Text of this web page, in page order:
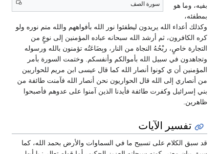
سورة الصف
بفيه، وما هو
بمطفئه،
وكذلك أعداء الله يريدون ليطفئوا نور الله بأفواههم والله متم نوره ولو
كره الكافرون، ثم أرشد الله سبحانه عباده المؤمنين إلى نوعٍ من
التجارة خاصٍ، ربْحُهُ النجاة من النار، وبِضَاعَتُه تؤمنون بالله ورسوله
وتجاهدون في سبيل الله بأموالكم وأنفسكم. وختمت السورة بأمر
المؤمنين أن ي كونوا أنصار الله كما قال عيسى ابن مريم للحواريين
من أنصاري إلى الله قال الحواريون نحن أنصار الله فآمنت طائفة من
بني إسرائيل وكفرت طائفة فأيدنا الذين آمنوا على عدوهم فأصبحوا
ظاهرين.
تفسير الآيات
قد سبق الكلام على تسبيح ما في السماوات والأرض بحمد الله، كما